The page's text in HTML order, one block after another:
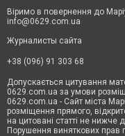
Віримо в повернення до
info@0629.com.ua
Журналисты сайта
+38 (096) 91 303 68
Допускається цитування
0629.com.ua за умови
0629.com.ua - Сайт міста
розміщення прямого,
на цитовані статті не нижче
Порушення виняткових прав